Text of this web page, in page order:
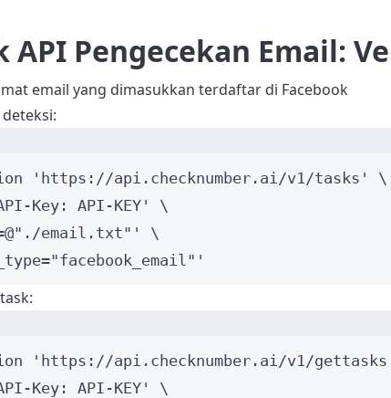
API Pengecekan Email:
email yang dimasukkan terdaftar di Facebook
' https://api.checknumber.ai/v1/tasks '
\
Key: API-KEY '
\
email.txt" '
\
'
' https://api.checknumber.ai/v1/gettasks
Key: API-KEY '
\